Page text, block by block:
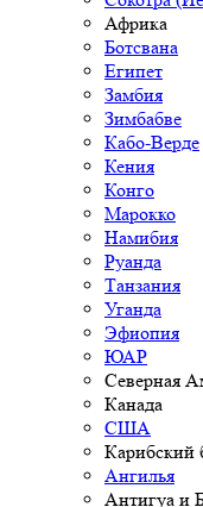
Африка
Ботсвана
Египет
Замбия
Зимбабве
Кабо-Верде
Кения
Конго
Марокко
Намибия
Руанда
Танзания
Уганда
Эфиопия
ЮАР
Северная
Канада
США
Карибский
Ангилья
Антигуа и